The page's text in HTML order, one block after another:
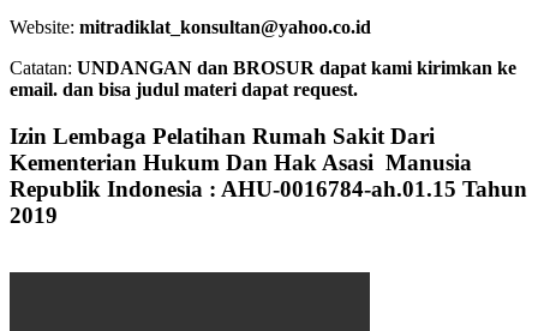
Website: mitradiklat_konsultan@yahoo.co.id
Catatan: UNDANGAN dan BROSUR dapat kami kirimkan ke
email. dan bisa judul materi dapat request.
Izin Lembaga Pelatihan Rumah Sakit Dari
Kementerian Hukum Dan Hak Asasi Manusia
Republik Indonesia : AHU-0016784-ah.01.15 Tahun
2019